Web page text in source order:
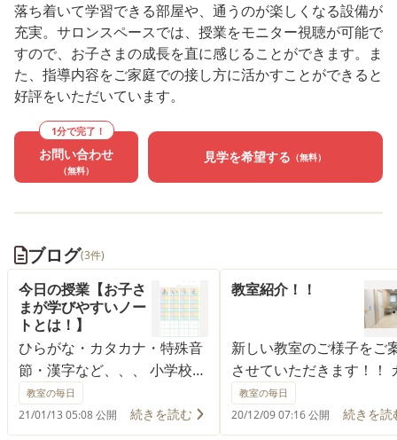
落ち着いて学習できる部屋や、通うのが楽しくなる設備が
充実。サロンスペースでは、授業をモニター視聴が可能で
すので、お子さまの成長を直に感じることができます。ま
た、指導内容をご家庭での接し方に活かすことができると
好評をいただいています。
1分で完了！
お問い合わせ
（無料）
見学を希望する （無料）
ブログ(3件)
今日の授業【お子さ
まが学びやすいノー
トとは！】
ひらがな・カタカナ・特殊音
節・漢字など、、、 小学校へ
入学すると連絡帳に自分の名
前を書いたりする場面や、 読
教室の毎日
21/01/13 05:08 公開 続きを読む
教室紹介！！
新しい教室のご様子をご
させていただきます！！
ェをイメージした、安心
届けする空間です！！ お
教室の毎日
20/12/09 07:16 公開 続きを読